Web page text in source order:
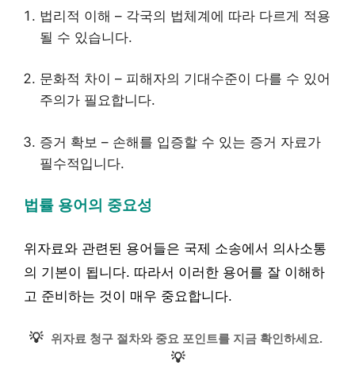
법리적 이해 – 각국의 법체계에 따라 다르게 적용
될 수 있습니다.
문화적 차이 – 피해자의 기대수준이 다를 수 있어
주의가 필요합니다.
증거 확보 – 손해를 입증할 수 있는 증거 자료가
필수적입니다.
법률 용어의 중요성
위자료와 관련된 용어들은 국제 소송에서 의사소통
의 기본이 됩니다. 따라서 이러한 용어를 잘 이해하
고 준비하는 것이 매우 중요합니다.
💡 위자료 청구 절차와 중요 포인트를 지금 확인하세요.
💡